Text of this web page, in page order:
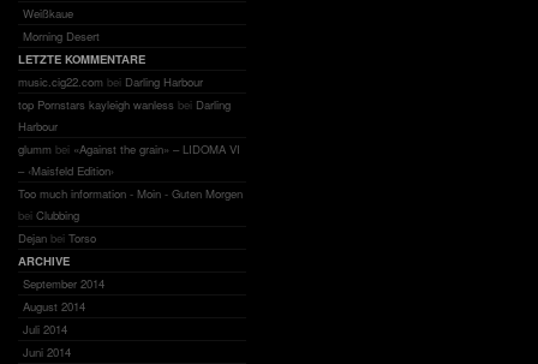
Weißkaue
Morning Desert
LETZTE KOMMENTARE
music.cig22.com bei Darling Harbour
top Pornstars kayleigh wanless bei Darling
Harbour
glumm bei «Against the grain» – LIDOMA VI
– ‹Maisfeld Edition›
Too much information - Moin - Guten Morgen
bei Clubbing
Dejan bei Torso
ARCHIVE
September 2014
August 2014
Juli 2014
Juni 2014